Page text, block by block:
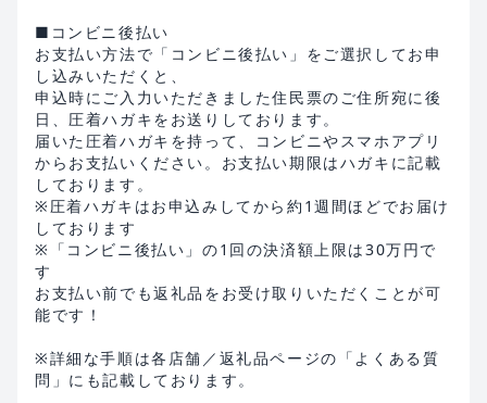
■コンビニ後払い
お支払い方法で「コンビニ後払い」をご選択してお申
し込みいただくと、
申込時にご入力いただきました住民票のご住所宛に後
日、圧着ハガキをお送りしております。
届いた圧着ハガキを持って、コンビニやスマホアプリ
からお支払いください。お支払い期限はハガキに記載
しております。
※圧着ハガキはお申込みしてから約1週間ほどでお届け
しております
※「コンビニ後払い」の1回の決済額上限は30万円で
す
お支払い前でも返礼品をお受け取りいただくことが可
能です！
※詳細な手順は各店舗／返礼品ページの「よくある質
問」にも記載しております。